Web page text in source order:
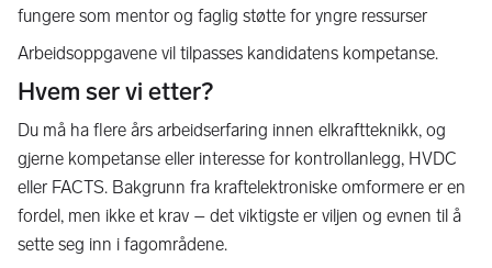
fungere som mentor og faglig støtte for yngre ressurser
Arbeidsoppgavene vil tilpasses kandidatens kompetanse.
Hvem ser vi etter?
Du må ha flere års arbeidserfaring innen elkraftteknikk, og
gjerne kompetanse eller interesse for kontrollanlegg, HVDC
eller FACTS. Bakgrunn fra kraftelektroniske omformere er en
fordel, men ikke et krav – det viktigste er viljen og evnen til å
sette seg inn i fagområdene.